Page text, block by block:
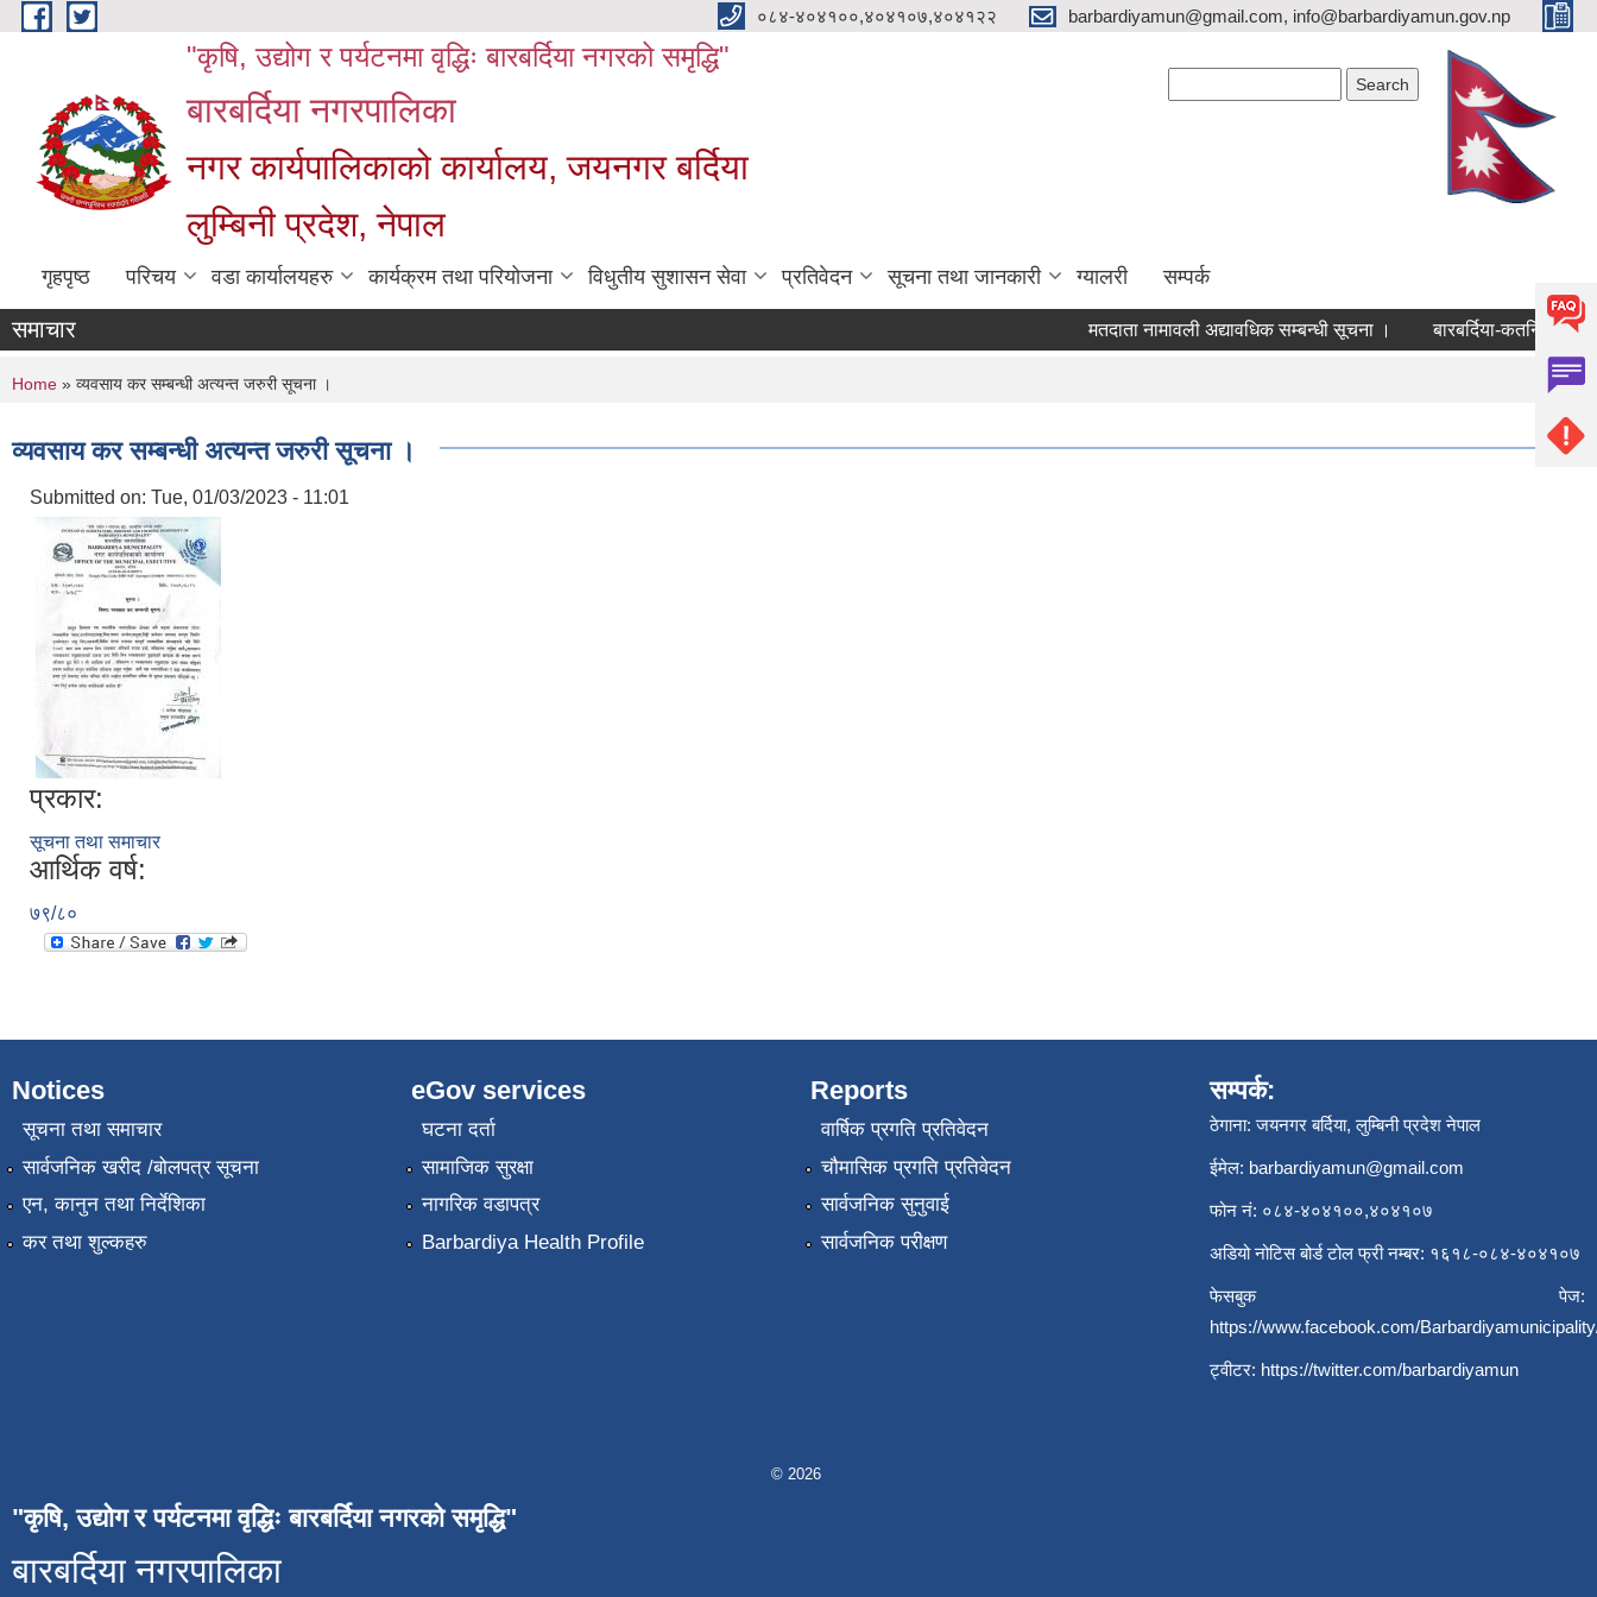
Skip to main content ०८४-४०४१००,४०४१०७,४०४१२२ barbardiyamun@gmail.com, info@barbardiyamun.gov.np
"कृषि, उद्योग र पर्यटनमा वृद्धिः बारबर्दिया नगरको समृद्धि"
बारबर्दिया नगरपालिका
नगर कार्यपालिकाको कार्यालय, जयनगर बर्दिया
लुम्बिनी प्रदेश, नेपाल
गृहपृष्ठ परिचय वडा कार्यालयहरु कार्यक्रम तथा परियोजना विधुतीय सुशासन सेवा प्रतिवेदन सूचना तथा जानकारी ग्यालरी सम्पर्क
समाचार मतदाता नामावली अद्यावधिक सम्बन्धी सूचना । बारबर्दिया-कतर्निया-
You are here
Home » व्यवसाय कर सम्बन्धी अत्यन्त जरुरी सूचना ।
व्यवसाय कर सम्बन्धी अत्यन्त जरुरी सूचना ।
Submitted on: Tue, 01/03/2023 - 11:01
प्रकार:
सूचना तथा समाचार
आर्थिक वर्ष:
७९/८०
Notices
सूचना तथा समाचार
सार्वजनिक खरीद /बोलपत्र सूचना
एन, कानुन तथा निर्देशिका
कर तथा शुल्कहरु
eGov services
घटना दर्ता
सामाजिक सुरक्षा
नागरिक वडापत्र
Barbardiya Health Profile
Reports
वार्षिक प्रगति प्रतिवेदन
चौमासिक प्रगति प्रतिवेदन
सार्वजनिक सुनुवाई
सार्वजनिक परीक्षण
सम्पर्क:
ठेगाना: जयनगर बर्दिया, लुम्बिनी प्रदेश नेपाल
ईमेल: barbardiyamun@gmail.com
फोन नं: ०८४-४०४१००,४०४१०७
अडियो नोटिस बोर्ड टोल फ्री नम्बर: १६१८-०८४-४०४१०७
फेसबुक पेज:
https://www.facebook.com/
ट्वीटर: https://twitter.com/barbardiyamun
© 2026
"कृषि, उद्योग र पर्यटनमा वृद्धिः बारबर्दिया नगरको समृद्धि"
बारबर्दिया नगरपालिका